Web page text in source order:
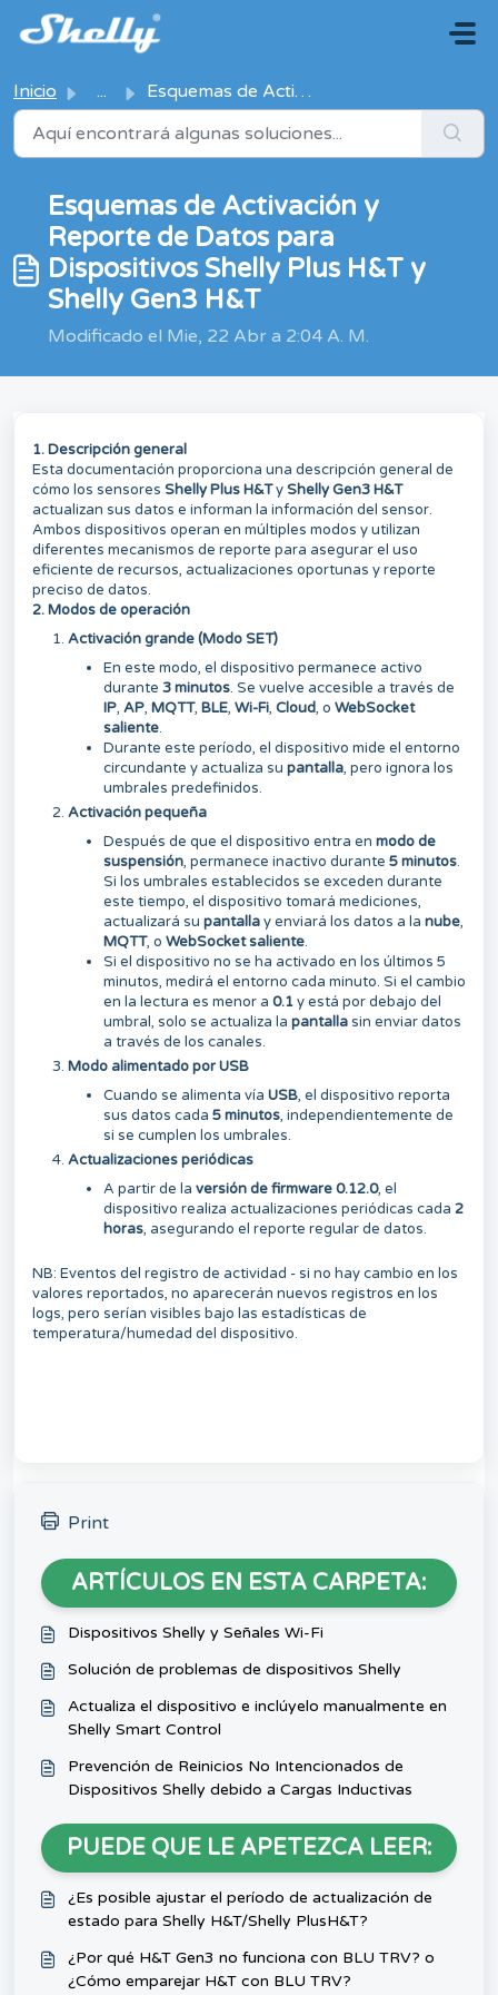
Saltar al contenido principal
Inicio ... Esquemas de Activación y Reporte de Datos para Dispositiv...
Esquemas de Activación y
Reporte de Datos para
Dispositivos Shelly Plus H&T y
Shelly Gen3 H&T
Modificado el Mie, 22 Abr a 2:04 A. M.
1. Descripción general
Esta documentación proporciona una descripción general de
cómo los sensores Shelly Plus H&TyShelly Gen3 H&T
actualizan sus datos e informan la información del sensor.
Ambos dispositivos operan en múltiples modos y utilizan
diferentes mecanismos de reporte para asegurar el uso
eficiente de recursos, actualizaciones oportunas y reporte
preciso de datos.
2. Modos de operación
Activación grande (Modo SET)
En este modo, el dispositivo permanece activo
durante 3 minutos. Se vuelve accesible a través de
IP, AP, MQTT, BLE, Wi-Fi, Cloud, o WebSocket
saliente.
Durante este período, el dispositivo mide el entorno
circundante y actualiza su pantalla, pero ignora los
umbrales predefinidos.
Activación pequeña
Después de que el dispositivo entra en modo de
suspensión, permanece inactivo durante 5 minutos.
Si los umbrales establecidos se exceden durante
este tiempo, el dispositivo tomará mediciones,
actualizará su pantallay enviará los datos a la nube,
MQTT, o WebSocket saliente.
Si el dispositivo no se ha activado en los últimos 5
minutos, medirá el entorno cada minuto. Si el cambio
en la lectura es menor a 0.1y está por debajo del
umbral, solo se actualiza la pantallasin enviar datos
a través de los canales.
Modo alimentado por USB
Cuando se alimenta vía USB, el dispositivo reporta
sus datos cada 5 minutos, independientemente de
si se cumplen los umbrales.
Actualizaciones periódicas
A partir de la versión de firmware 0.12.0, el
dispositivo realiza actualizaciones periódicas cada 2
horas, asegurando el reporte regular de datos.
NB: Eventos del registro de actividad - si no hay cambio en los
valores reportados, no aparecerán nuevos registros en los
logs, pero serían visibles bajo las estadísticas de
temperatura/humedad del dispositivo.
Print
ARTÍCULOS EN ESTA CARPETA:
Dispositivos Shelly y Señales Wi-Fi
Solución de problemas de dispositivos Shelly
Actualiza el dispositivo e inclúyelo manualmente en
Shelly Smart Control
Prevención de Reinicios No Intencionados de
Dispositivos Shelly debido a Cargas Inductivas
PUEDE QUE LE APETEZCA LEER:
¿Es posible ajustar el período de actualización de
estado para Shelly H&T/Shelly PlusH&T?
¿Por qué H&T Gen3 no funciona con BLU TRV? o
¿Cómo emparejar H&T con BLU TRV?